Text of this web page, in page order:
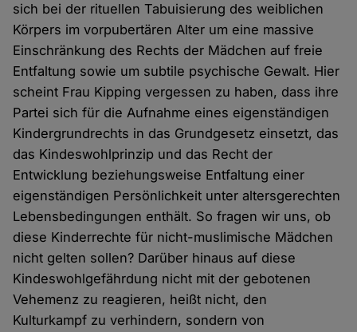
sich bei der rituellen Tabuisierung des weiblichen
Körpers im vorpubertären Alter um eine massive
Einschränkung des Rechts der Mädchen auf freie
Entfaltung sowie um subtile psychische Gewalt. Hier
scheint Frau Kipping vergessen zu haben, dass ihre
Partei sich für die Aufnahme eines eigenständigen
Kindergrundrechts in das Grundgesetz einsetzt, das
das Kindeswohlprinzip und das Recht der
Entwicklung beziehungsweise Entfaltung einer
eigenständigen Persönlichkeit unter altersgerechten
Lebensbedingungen enthält. So fragen wir uns, ob
diese Kinderrechte für nicht-muslimische Mädchen
nicht gelten sollen? Darüber hinaus auf diese
Kindeswohlgefährdung nicht mit der gebotenen
Vehemenz zu reagieren, heißt nicht, den
Kulturkampf zu verhindern, sondern von